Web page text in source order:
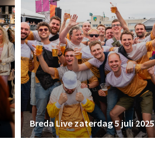
Breda Live zaterdag 5 juli 2025